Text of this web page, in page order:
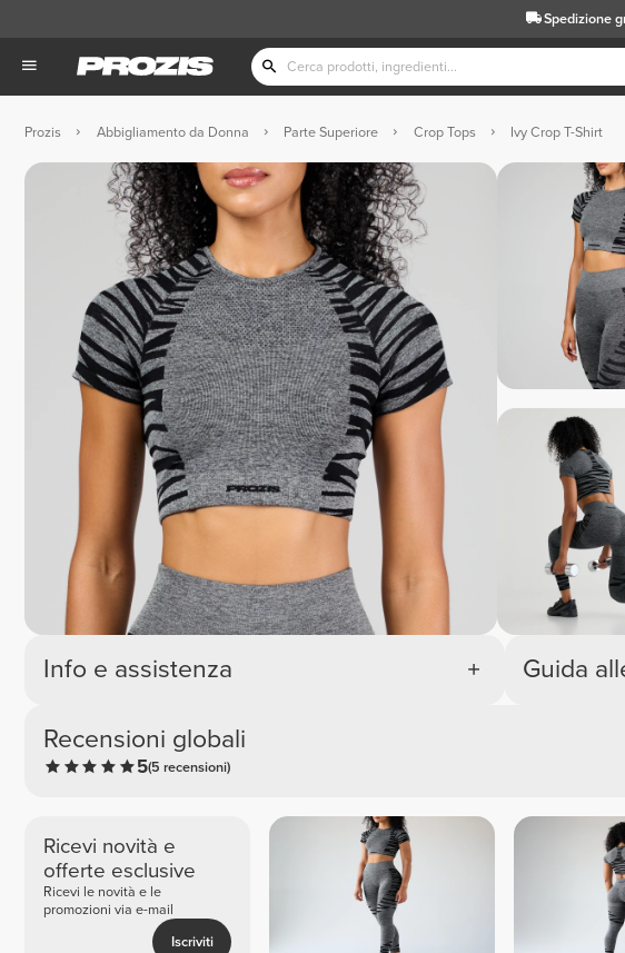
Spedizione
Prozis Abbigliamento da Donna Parte Superiore Crop Tops Ivy Crop T-Shirt
Info e assistenza
Recensioni globali
5(5 recensioni)
Guida
Ricevi novità e
offerte esclusive
Ricevi le novità e le
promozioni via e-mail
Iscriviti